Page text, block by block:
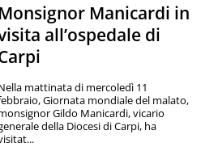
Monsignor Manicardi in
all’ospedale di
mattinata di mercoledì 11
Giornata mondiale del malato,
Gildo Manicardi, vicario
della Diocesi di Carpi, ha